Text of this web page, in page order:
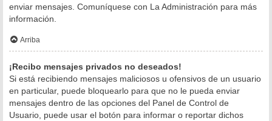
enviar mensajes. Comuníquese con La Administración para más
información.
Arriba
¡Recibo mensajes privados no deseados!
Si está recibiendo mensajes maliciosos u ofensivos de un usuario
en particular, puede bloquearlo para que no le pueda enviar
mensajes dentro de las opciones del Panel de Control de
Usuario, puede usar el botón para informar o reportar dichos